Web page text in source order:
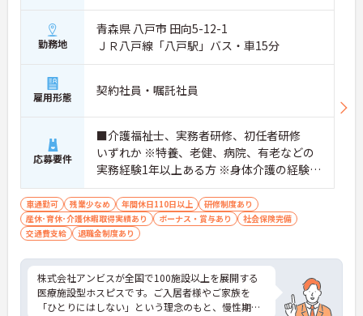
勤務地
青森県 八戸市 田向5-12-1
ＪＲ八戸線「八戸駅」バス・車15分
雇用形態 契約社員・嘱託社員
応募要件
■介護福祉士、実務者研修、初任者研修
いずれか ※特養、老健、病院、有老などの
実務経験1年以上ある方 ※身体介護の経験年
以上ある方、機械浴の使用の経験のある方
歓迎
車通勤可 残業少なめ 年間休日110日以上
研修制度あり
産休･育休･介護休暇取得実績あり
ボーナス・賞与あり
社会保険完備
交通費支給
退職金制度あり
株式会社アンビスが全国で100施設以上を展開する
医療施設型ホスピスです。ご入居者様やご家族を
「ひとりにはしない」という理念のもと、慢性期や